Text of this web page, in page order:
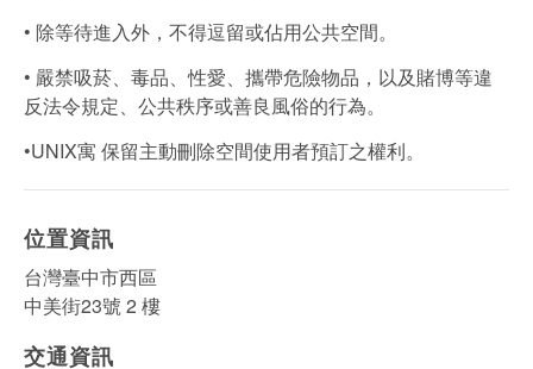
• 除等待進入外，不得逗留或佔用公共空間。
• 嚴禁吸菸、毒品、性愛、攜帶危險物品，以及賭博等違
反法令規定、公共秩序或善良風俗的行為。
•UNIX寓 保留主動刪除空間使用者預訂之權利。
位置資訊
台灣臺中市西區
中美街23號 2 樓
交通資訊